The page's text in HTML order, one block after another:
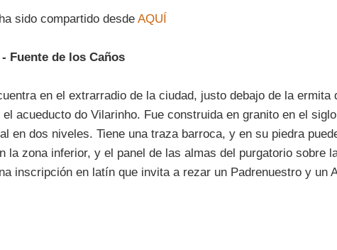
sido compartido desde AQUÍ
Fuente de los Caños
en el extrarradio de la ciudad, justo debajo de la ermita
acueducto do Vilarinho. Fue construida en granito en el
en dos niveles. Tiene una traza barroca, y en su piedra
la zona inferior, y el panel de las almas del purgatorio sobre
inscripción en latín que invita a rezar un Padrenuestro y un